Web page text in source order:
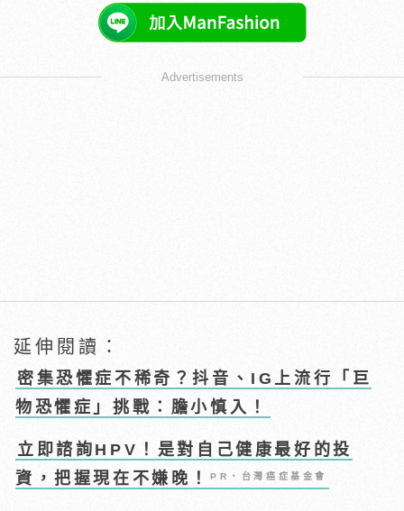
Advertisements
延伸閱讀：
密集恐懼症不稀奇？抖音、IG上流行「巨
物恐懼症」挑戰：膽小慎入！
立即諮詢HPV！是對自己健康最好的投
資，把握現在不嫌晚！PR・台灣癌症基金會